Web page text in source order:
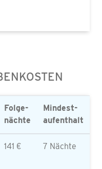
Folge-
nächte
Mindest-
aufenthalt
141 € 7 Nächte